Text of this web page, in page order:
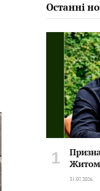
Останні
31.07.2026